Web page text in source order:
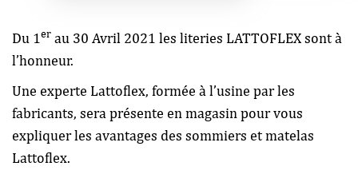
Du 1er au 30 Avril 2021 les literies LATTOFLEX sont à
l’honneur.
Une experte Lattoflex, formée à l’usine par les
fabricants, sera présente en magasin pour vous
expliquer les avantages des sommiers et matelas
Lattoflex.